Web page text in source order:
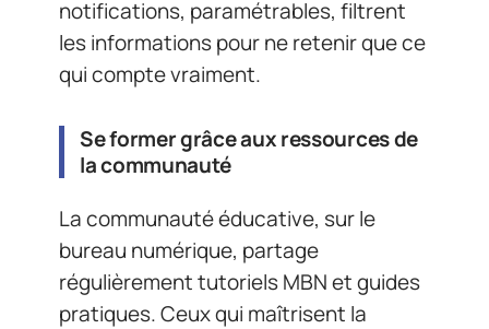
notifications, paramétrables, filtrent
les informations pour ne retenir que ce
qui compte vraiment.
Se former grâce aux ressources de
la communauté
La communauté éducative, sur le
bureau numérique, partage
régulièrement tutoriels MBN et guides
pratiques. Ceux qui maîtrisent la